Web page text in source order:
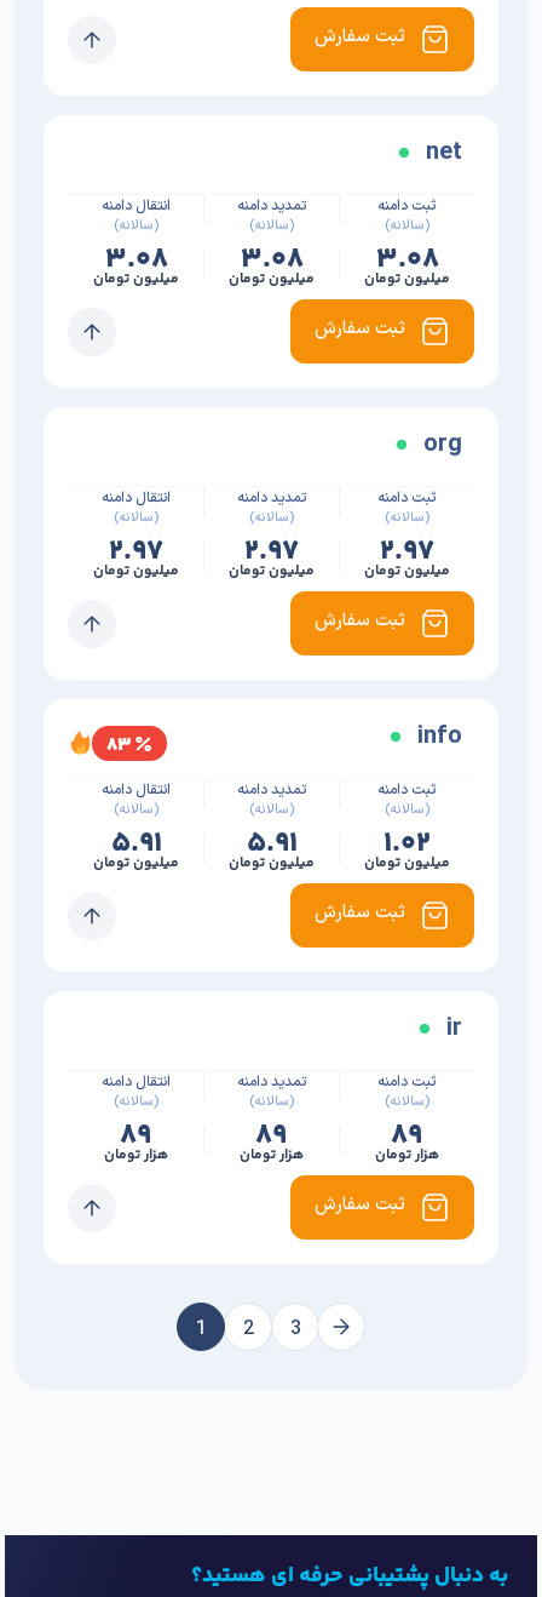
ثبت سفارش
net
ثبت دامنه
(سالانه)
تمدید دامنه
(سالانه)
انتقال دامنه
(سالانه)
۳.۰۸
میلیون تومان ۳.۰۸
میلیون تومان ۳.۰۸
میلیون تومان
ثبت سفارش
org
ثبت دامنه
(سالانه)
تمدید دامنه
(سالانه)
انتقال دامنه
(سالانه)
۲.۹۷
میلیون تومان ۲.۹۷
میلیون تومان ۲.۹۷
میلیون تومان
ثبت سفارش
۸۳ info
ثبت دامنه
(سالانه)
تمدید دامنه
(سالانه)
انتقال دامنه
(سالانه)
۱.۰۲
میلیون تومان ۵.۹۱
میلیون تومان ۵.۹۱
میلیون تومان
ثبت سفارش
ir
ثبت دامنه
(سالانه)
تمدید دامنه
(سالانه)
انتقال دامنه
(سالانه)
۸۹
هزار تومان ۸۹
هزار تومان ۸۹
هزار تومان
ثبت سفارش
1 2 3
به دنبال پشتیبانی حرفه ای هستید؟